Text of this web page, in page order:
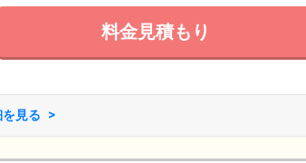
料金見積もり
見る